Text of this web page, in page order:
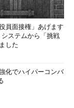
員面接権」あげます
ステムから「挑戦
した
化でハイパーコンバ